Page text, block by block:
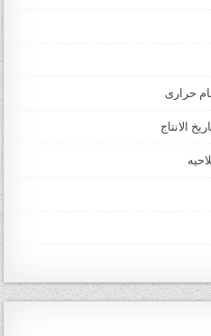
حرارى
الانتاج